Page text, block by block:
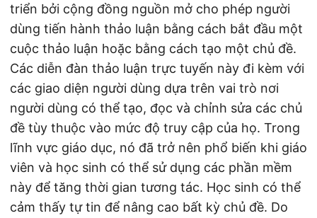
triển bởi cộng đồng nguồn mở cho phép người
dùng tiến hành thảo luận bằng cách bắt đầu một
cuộc thảo luận hoặc bằng cách tạo một chủ đề.
Các diễn đàn thảo luận trực tuyến này đi kèm với
các giao diện người dùng dựa trên vai trò nơi
người dùng có thể tạo, đọc và chỉnh sửa các chủ
đề tùy thuộc vào mức độ truy cập của họ. Trong
lĩnh vực giáo dục, nó đã trở nên phổ biến khi giáo
viên và học sinh có thể sử dụng các phần mềm
này để tăng thời gian tương tác. Học sinh có thể
cảm thấy tự tin để nâng cao bất kỳ chủ đề. Do